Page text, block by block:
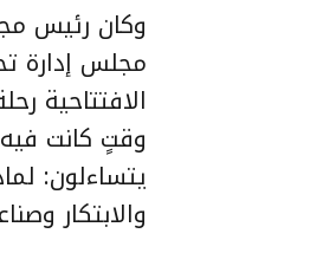
وكان رئيس
مجلس إدارة
الافتتاحية
وقتٍ كانت فيه
يتساءلون:
والابتكار